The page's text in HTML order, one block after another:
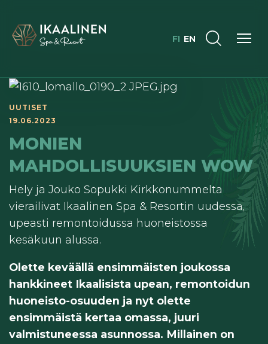
FI EN
UUTISET
19.06.2023
MONIEN
MAHDOLLISUUKSIEN WOW
Hely ja Jouko Sopukki Kirkkonummelta
vierailivat Ikaalinen Spa & Resortin uudessa,
upeasti remontoidussa huoneistossa
kesäkuun alussa.
Olette keväällä ensimmäisten joukossa
hankkineet Ikaalisista upean, remontoidun
huoneisto-osuuden ja nyt olette
ensimmäistä kertaa omassa, juuri
valmistuneessa asunnossa. Millainen on